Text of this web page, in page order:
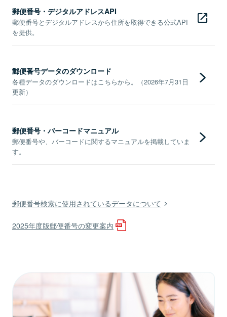
郵便番号・デジタルアドレスAPI
郵便番号とデジタルアドレスから住所を取得できる公式API
を提供。
郵便番号データのダウンロード
各種データのダウンロードはこちらから。（2026年7月31日
更新）
郵便番号・バーコードマニュアル
郵便番号や、バーコードに関するマニュアルを掲載していま
す。
郵便番号検索に使用されているデータについて
2025年度版郵便番号の変更案内